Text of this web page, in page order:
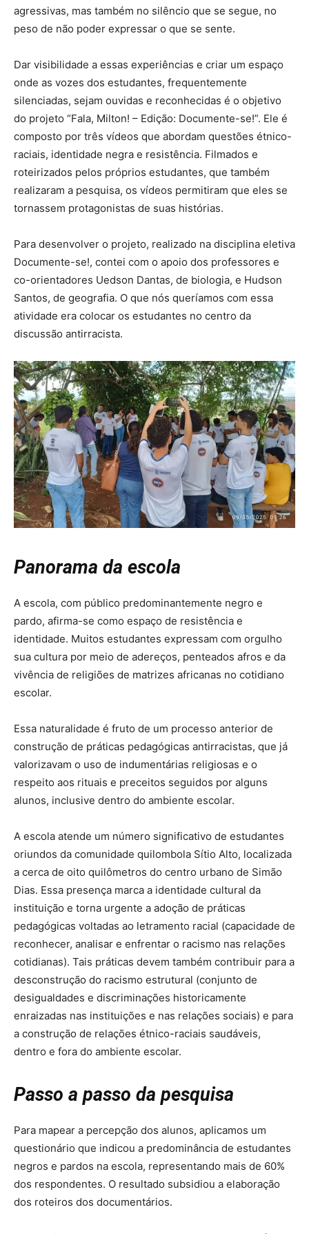
agressivas, mas também no silêncio que se segue, no
peso de não poder expressar o que se sente.
Dar visibilidade a essas experiências e criar um espaço
onde as vozes dos estudantes, frequentemente
silenciadas, sejam ouvidas e reconhecidas é o objetivo
do projeto “Fala, Milton! – Edição: Documente-se!”. Ele é
composto por três vídeos que abordam questões étnico-
raciais, identidade negra e resistência. Filmados e
roteirizados pelos próprios estudantes, que também
realizaram a pesquisa, os vídeos permitiram que eles se
tornassem protagonistas de suas histórias.
Para desenvolver o projeto, realizado na disciplina eletiva
Documente-se!, contei com o apoio dos professores e
co-orientadores Uedson Dantas, de biologia, e Hudson
Santos, de geografia. O que nós queríamos com essa
atividade era colocar os estudantes no centro da
discussão antirracista.
Panorama da escola
A escola, com público predominantemente negro e
pardo, afirma-se como espaço de resistência e
identidade. Muitos estudantes expressam com orgulho
sua cultura por meio de adereços, penteados afros e da
vivência de religiões de matrizes africanas no cotidiano
escolar.
Essa naturalidade é fruto de um processo anterior de
construção de práticas pedagógicas antirracistas, que já
valorizavam o uso de indumentárias religiosas e o
respeito aos rituais e preceitos seguidos por alguns
alunos, inclusive dentro do ambiente escolar.
A escola atende um número significativo de estudantes
oriundos da comunidade quilombola Sítio Alto, localizada
a cerca de oito quilômetros do centro urbano de Simão
Dias. Essa presença marca a identidade cultural da
instituição e torna urgente a adoção de práticas
pedagógicas voltadas ao letramento racial (capacidade de
reconhecer, analisar e enfrentar o racismo nas relações
cotidianas). Tais práticas devem também contribuir para a
desconstrução do racismo estrutural (conjunto de
desigualdades e discriminações historicamente
enraizadas nas instituições e nas relações sociais) e para
a construção de relações étnico-raciais saudáveis,
dentro e fora do ambiente escolar.
Passo a passo da pesquisa
Para mapear a percepção dos alunos, aplicamos um
questionário que indicou a predominância de estudantes
negros e pardos na escola, representando mais de 60%
dos respondentes. O resultado subsidiou a elaboração
dos roteiros dos documentários.